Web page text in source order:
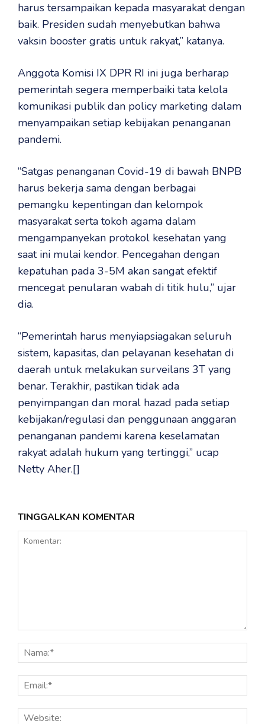
harus tersampaikan kepada masyarakat dengan
baik. Presiden sudah menyebutkan bahwa
vaksin booster gratis untuk rakyat,” katanya.
Anggota Komisi IX DPR RI ini juga berharap
pemerintah segera memperbaiki tata kelola
komunikasi publik dan policy marketing dalam
menyampaikan setiap kebijakan penanganan
pandemi.
“Satgas penanganan Covid-19 di bawah BNPB
harus bekerja sama dengan berbagai
pemangku kepentingan dan kelompok
masyarakat serta tokoh agama dalam
mengampanyekan protokol kesehatan yang
saat ini mulai kendor. Pencegahan dengan
kepatuhan pada 3-5M akan sangat efektif
mencegat penularan wabah di titik hulu,” ujar
dia.
“Pemerintah harus menyiapsiagakan seluruh
sistem, kapasitas, dan pelayanan kesehatan di
daerah untuk melakukan surveilans 3T yang
benar. Terakhir, pastikan tidak ada
penyimpangan dan moral hazad pada setiap
kebijakan/regulasi dan penggunaan anggaran
penanganan pandemi karena keselamatan
rakyat adalah hukum yang tertinggi,” ucap
Netty Aher.[]
TINGGALKAN KOMENTAR